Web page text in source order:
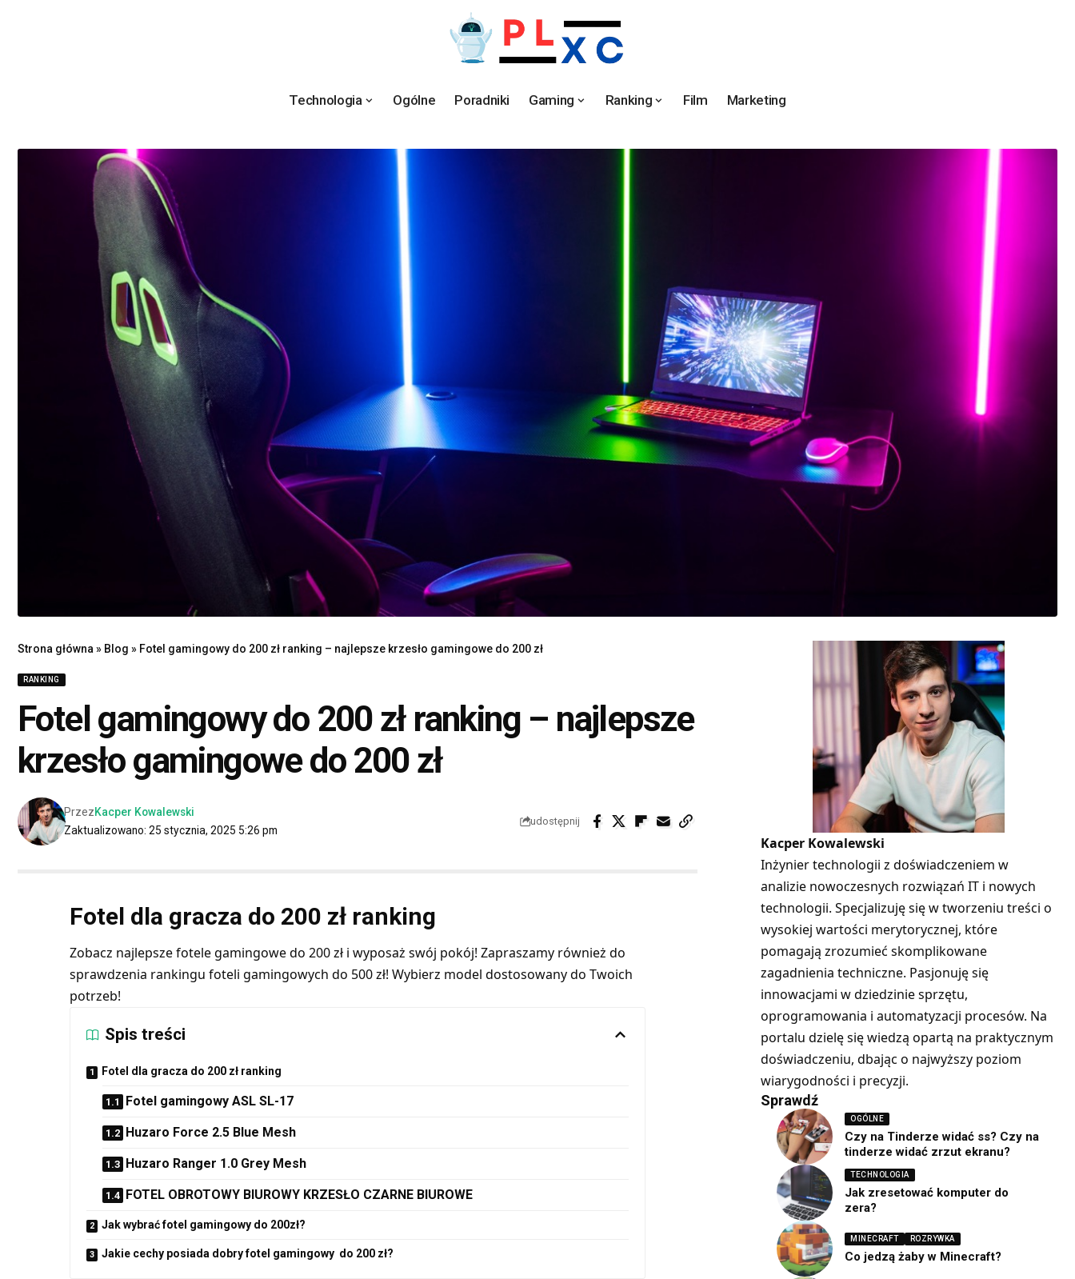
Technologia Ogólne Poradniki Gaming Ranking Film Marketing
Strona główna » Blog » Fotel gamingowy do 200 zł ranking – najlepsze krzesło gamingowe do 200 zł
RANKING
Fotel gamingowy do 200 zł ranking – najlepsze
krzesło gamingowe do 200 zł
Zaktualizowano: 25 stycznia, 2025 5:26 pm
PrzezKacper Kowalewski
udostępnij
Fotel dla gracza do 200 zł ranking
Zobacz najlepsze fotele gamingowe do 200 zł i wyposaż swój pokój! Zapraszamy również do
sprawdzenia rankingu foteli gamingowych do 500 zł! Wybierz model dostosowany do Twoich
potrzeb!
Spis treści
Fotel dla gracza do 200 zł ranking
Fotel gamingowy ASL SL-17
Huzaro Force 2.5 Blue Mesh
Huzaro Ranger 1.0 Grey Mesh
FOTEL OBROTOWY BIUROWY KRZESŁO CZARNE BIUROWE
Jak wybrać fotel gamingowy do 200zł?
Jakie cechy posiada dobry fotel gamingowy do 200 zł?
Kacper Kowalewski
Inżynier technologii z doświadczeniem w
analizie nowoczesnych rozwiązań IT i nowych
technologii. Specjalizuję się w tworzeniu treści o
wysokiej wartości merytorycznej, które
pomagają zrozumieć skomplikowane
zagadnienia techniczne. Pasjonuję się
innowacjami w dziedzinie sprzętu,
oprogramowania i automatyzacji procesów. Na
portalu dzielę się wiedzą opartą na praktycznym
doświadczeniu, dbając o najwyższy poziom
wiarygodności i precyzji.
Sprawdź
OGÓLNE
Czy na Tinderze widać ss? Czy na
tinderze widać zrzut ekranu?
TECHNOLOGIA
Jak zresetować komputer do
zera?
MINECRAFT ROZRYWKA
Co jedzą żaby w Minecraft?